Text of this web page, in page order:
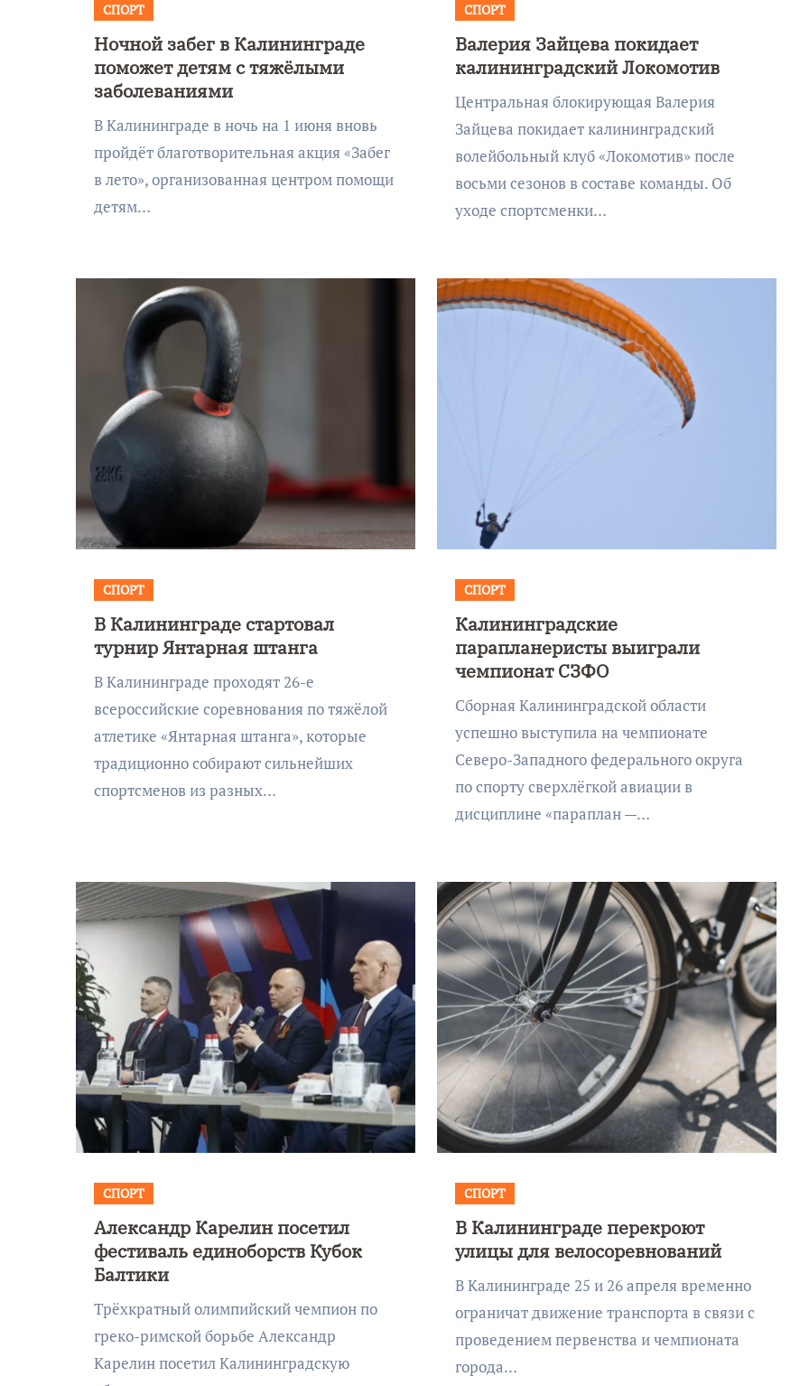
СПОРТ
Ночной забег в Калининграде
поможет детям с тяжёлыми
заболеваниями
В Калининграде в ночь на 1 июня вновь
пройдёт благотворительная акция «Забег
в лето», организованная центром помощи
детям…
СПОРТ
Валерия Зайцева покидает
калининградский Локомотив
Центральная блокирующая Валерия
Зайцева покидает калининградский
волейбольный клуб «Локомотив» после
восьми сезонов в составе команды. Об
уходе спортсменки…
СПОРТ
В Калининграде стартовал
турнир Янтарная штанга
В Калининграде проходят 26-е
всероссийские соревнования по тяжёлой
атлетике «Янтарная штанга», которые
традиционно собирают сильнейших
спортсменов из разных…
СПОРТ
Калининградские
парапланеристы выиграли
чемпионат СЗФО
Сборная Калининградской области
успешно выступила на чемпионате
Северо-Западного федерального округа
по спорту сверхлёгкой авиации в
дисциплине «параплан —…
СПОРТ
Александр Карелин посетил
фестиваль единоборств Кубок
Балтики
Трёхкратный олимпийский чемпион по
греко-римской борьбе Александр
Карелин посетил Калининградскую
СПОРТ
В Калининграде перекроют
улицы для велосоревнований
В Калининграде 25 и 26 апреля временно
ограничат движение транспорта в связи с
проведением первенства и чемпионата
города…